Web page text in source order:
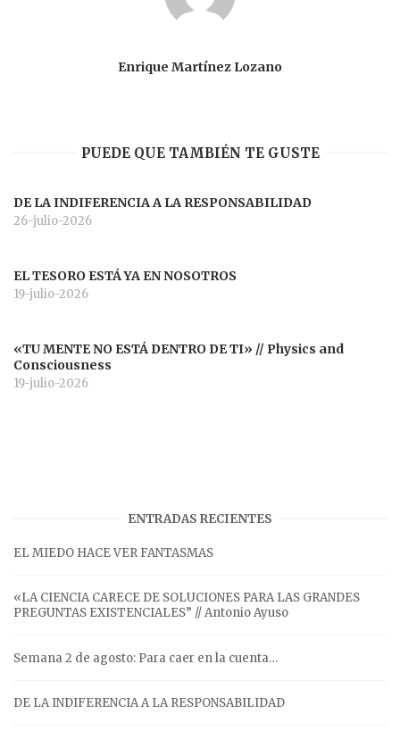
Enrique Martínez Lozano
PUEDE QUE TAMBIÉN TE GUSTE
DE LA INDIFERENCIA A LA RESPONSABILIDAD
26-julio-2026
EL TESORO ESTÁ YA EN NOSOTROS
19-julio-2026
«TU MENTE NO ESTÁ DENTRO DE TI» // Physics and
Consciousness
19-julio-2026
ENTRADAS RECIENTES
EL MIEDO HACE VER FANTASMAS
«LA CIENCIA CARECE DE SOLUCIONES PARA LAS GRANDES
PREGUNTAS EXISTENCIALES” // Antonio Ayuso
Semana 2 de agosto: Para caer en la cuenta…
DE LA INDIFERENCIA A LA RESPONSABILIDAD